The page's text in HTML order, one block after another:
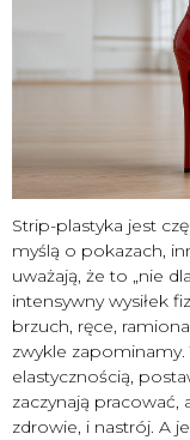
Strip-plastyka jest
myślą o pokazach,
uważają, że to „nie
intensywny wysiłek
brzuch, ręce,
zwykle zapominamy.
elastycznością,
zaczynają pracować,
zdrowie, i nastrój. A